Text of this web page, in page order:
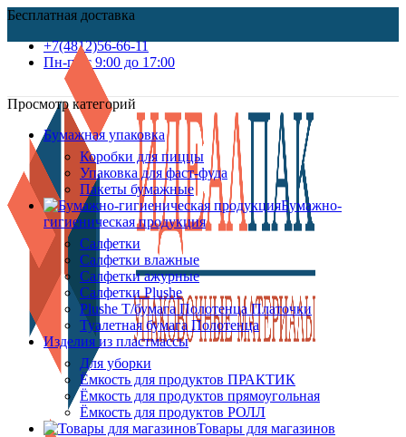
Бесплатная доставка
+7(4812)56-66-11
Пн-пт c 9:00 до 17:00
Просмотр категорий
Бумажная упаковка
Коробки для пиццы
Упаковка для фаст-фуда
Пакеты бумажные
Бумажно-
гигиеническая продукция
Салфетки
Салфетки влажные
Салфетки ажурные
Салфетки Plushe
Plushe Т/бумага Полотенца Платочки
Туалетная бумага Полотенца
Изделия из пластмассы
Для уборки
Ёмкость для продуктов ПРАКТИК
Ёмкость для продуктов прямоугольная
Ёмкость для продуктов РОЛЛ
Товары для магазинов